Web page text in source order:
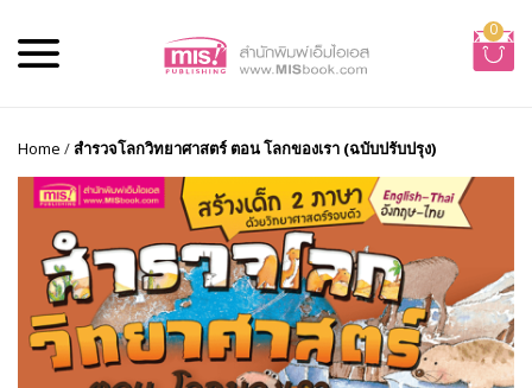
0
Home /สำรวจโลกวิทยาศาสตร์ ตอน โลกของเรา (ฉบับปรับปรุง)